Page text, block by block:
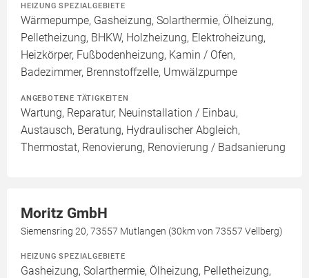
HEIZUNG SPEZIALGEBIETE
Wärmepumpe, Gasheizung, Solarthermie, Ölheizung,
Pelletheizung, BHKW, Holzheizung, Elektroheizung,
Heizkörper, Fußbodenheizung, Kamin / Ofen,
Badezimmer, Brennstoffzelle, Umwälzpumpe
ANGEBOTENE TÄTIGKEITEN
Wartung, Reparatur, Neuinstallation / Einbau,
Austausch, Beratung, Hydraulischer Abgleich,
Thermostat, Renovierung, Renovierung / Badsanierung
Moritz GmbH
Siemensring 20, 73557 Mutlangen (30km von 73557 Vellberg)
HEIZUNG SPEZIALGEBIETE
Gasheizung, Solarthermie, Ölheizung, Pelletheizung,